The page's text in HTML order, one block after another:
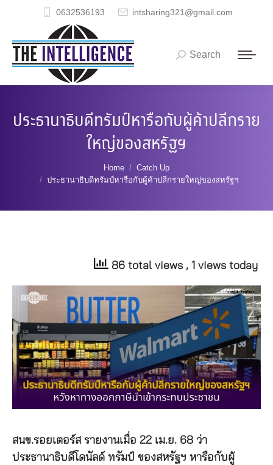
0632536193 intsharing321@gmail.com
Search:
Search
ประธานาธิบดีทรัมป์หารือกับผู้ค้าปลีกราย
ใหญ่ของสหรัฐฯ
Home
Catch Up
ประธานาธิบดีทรัมป์หารือกับผู้ค้าปลีกรายใหญ่ของสหรัฐฯ
86 total views , 1 views today
สนข.รอยเตอร์ส รายงานเมื่อ 22 เม.ย. 68 ว่า
ประธานาธิบดีโดนัลด์ ทรัมป์ ของสหรัฐฯ หารือกับผู้